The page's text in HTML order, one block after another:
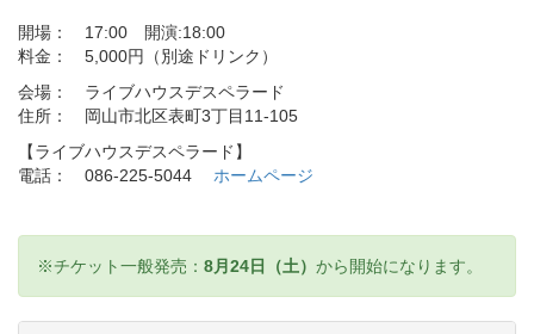
開場： 17:00 開演:18:00
料金： 5,000円（別途ドリンク）
会場： ライブハウスデスペラード
住所： 岡山市北区表町3丁目11-105
【ライブハウスデスペラード】
電話： 086-225-5044 ホームページ
※チケット一般発売： 8月24日（土） から開始になります。